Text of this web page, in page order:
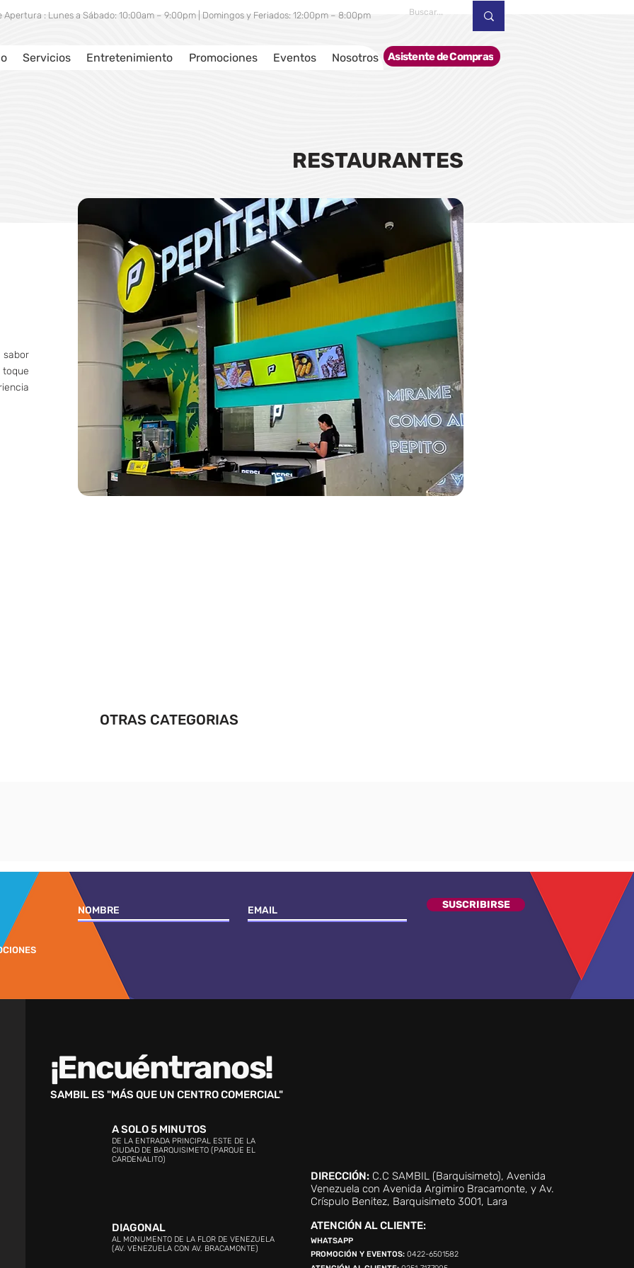
Servicios Entretenimiento Promociones Eventos Nosotros Asistente de Compras
Apertura : Lunes a Sábado: 10:00am – 9:00pm | Domingos y Feriados: 12:00pm – 8:00pm
RESTAURANTES
OTRAS CATEGORIAS
SUSCRIBIRSE
¡Encuéntranos!
SAMBIL ES "MÁS QUE UN CENTRO COMERCIAL"
A SOLO 5 MINUTOS
DE LA ENTRADA PRINCIPAL ESTE DE LA
CIUDAD DE BARQUISIMETO (PARQUE EL
CARDENALITO)
DIAGONAL
AL MONUMENTO DE LA FLOR DE VENEZUELA
(AV. VENEZUELA CON AV. BRACAMONTE)
DIRECCIÓN: C.C SAMBIL (Barquisimeto), Avenida
Venezuela con Avenida Argimiro Bracamonte, y Av.
Críspulo Benitez, Barquisimeto 3001, Lara
ATENCIÓN AL CLIENTE:
WHATSAPP
PROMOCIÓN Y EVENTOS:0422-6501582